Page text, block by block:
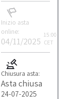
Inizio asta
online:
04/11/2025
15:00
CET
Chiusura asta:
Asta chiusa
24-07-2025